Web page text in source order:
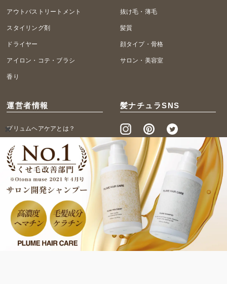
アウトバストリートメント
スタイリング剤
ドライヤー
アイロン・コテ・ブラシ
香り
抜け毛・薄毛
髪質
顔タイプ・骨格
サロン・美容室
運営者情報
プリュムヘアケアとは？
プリュムヘアケアを購入する
掲載美容師一覧
掲載をご検討の美容師様へ
個人情報保護方針
運営会社
髪ナチュラSNS
プリュムヘアケアSNS
©髪ナチュラ（カミナチュラ）ヘアケア＆ヘアカタログbyプリュムヘ
アケア